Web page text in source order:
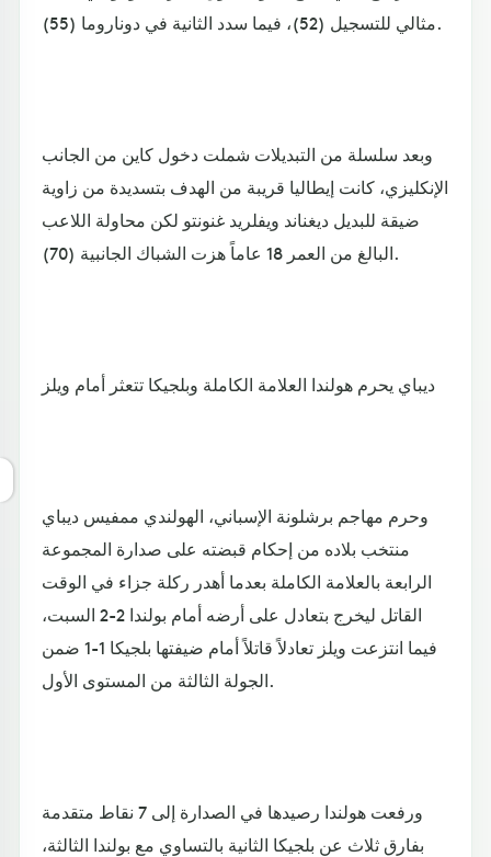
مثالي للتسجيل (52)، فيما سدد الثانية في دوناروما (55).
وبعد سلسلة من التبديلات شملت دخول كاين من الجانب
الإنكليزي، كانت إيطاليا قريبة من الهدف بتسديدة من زاوية
ضيقة للبديل ديغناند ويفلريد غنونتو لكن محاولة اللاعب
البالغ من العمر 18 عاماً هزت الشباك الجانبية (70).
ديباي يحرم هولندا العلامة الكاملة وبلجيكا تتعثر أمام ويلز
وحرم مهاجم برشلونة الإسباني، الهولندي ممفيس ديباي
منتخب بلاده من إحكام قبضته على صدارة المجموعة
الرابعة بالعلامة الكاملة بعدما أهدر ركلة جزاء في الوقت
القاتل ليخرج بتعادل على أرضه أمام بولندا 2-2 السبت،
فيما انتزعت ويلز تعادلاً قاتلاً أمام ضيفتها بلجيكا 1-1 ضمن
الجولة الثالثة من المستوى الأول.
ورفعت هولندا رصيدها في الصدارة إلى 7 نقاط متقدمة
بفارق ثلاث عن بلجيكا الثانية بالتساوي مع بولندا الثالثة،